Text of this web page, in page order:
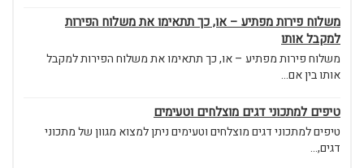
משלוח פירות מפתיע – או, כך תתאימו את משלוח הפירות
למקבל אותו
משלוח פירות מפתיע – או, כך תתאימו את משלוח הפירות למקבל
אותו בין אם...
טיפים למתכוני דגים מוצלחים וטעימים
טיפים למתכוני דגים מוצלחים וטעימים ניתן למצוא מגוון של מתכוני
דגים,...